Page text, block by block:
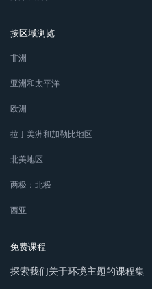
按区域浏览
非洲
亚洲和太平洋
欧洲
拉丁美洲和加勒比地区
北美地区
两极：北极
西亚
免费课程
探索我们关于环境主题的课程集